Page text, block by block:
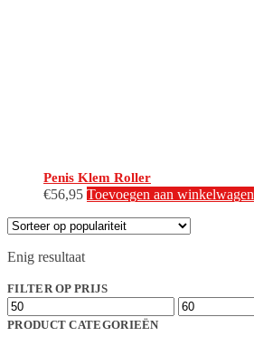
Penis Klem Roller
€56,95 Toevoegen aan winkelwagen
Enig resultaat
FILTER OP PRIJS
Min.
prijs
Max.
prijs
PRODUCT CATEGORIEËN